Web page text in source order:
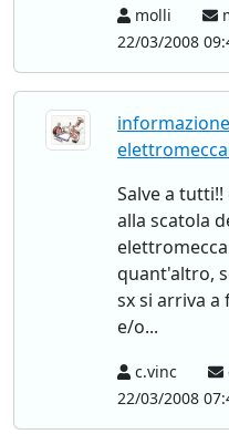
molli
22/03/2008
Salve a
alla scatola
quant'altro,
sx si arriva
e/o...
c.vinc
22/03/2008